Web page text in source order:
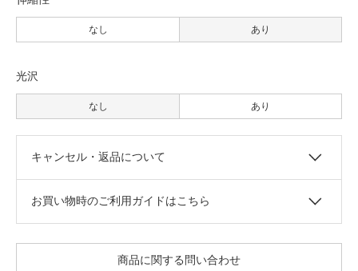
なし あり
光沢
なし あり
キャンセル・返品について
お買い物時のご利用ガイドはこちら
商品に関する問い合わせ